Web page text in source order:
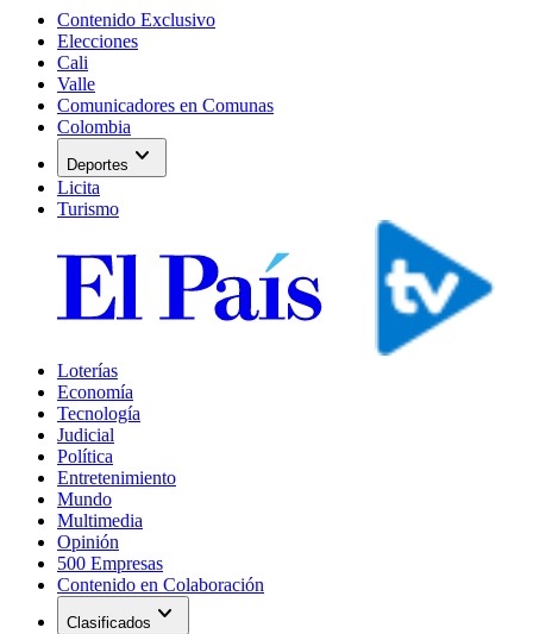
Contenido Exclusivo
Elecciones
Cali
Valle
Comunicadores en Comunas
Colombia
Deportes expand_more
Licita
Turismo
Loterías
Economía
Tecnología
Judicial
Política
Entretenimiento
Mundo
Multimedia
Opinión
500 Empresas
Contenido en Colaboración
Clasificados expand_more